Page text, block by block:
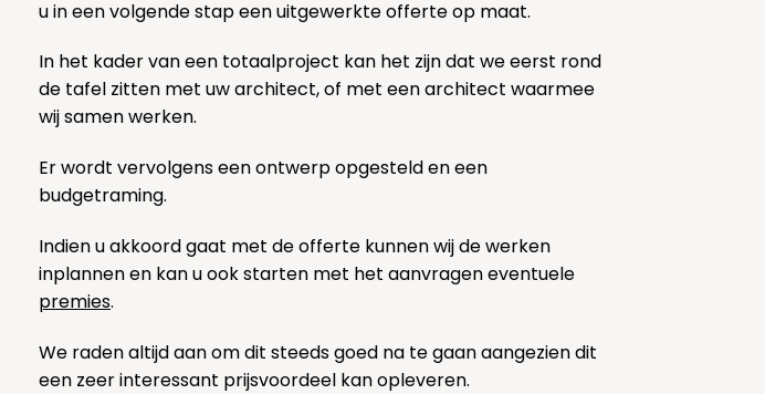
u in een volgende stap een uitgewerkte offerte op maat.
In het kader van een totaalproject kan het zijn dat we eerst rond
de tafel zitten met uw architect, of met een architect waarmee
wij samen werken.
Er wordt vervolgens een ontwerp opgesteld en een
budgetraming.
Indien u akkoord gaat met de offerte kunnen wij de werken
inplannen en kan u ook starten met het aanvragen eventuele
premies.
We raden altijd aan om dit steeds goed na te gaan aangezien dit
een zeer interessant prijsvoordeel kan opleveren.